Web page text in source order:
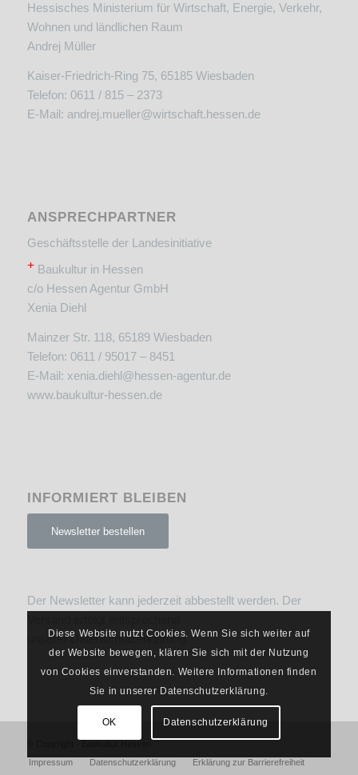
Hessisches Ministerium für Wirtschaft, Energie, Verkehr,
Wohnen und ländlichen Raum
Andrej Müller
Kaiser-Friedrich-Ring 75, 65185 Wiesbaden
Telefon: 0611 / 815 – 2373
E-Mail: andrej.mueller@wirtschaft.hessen.de
ANSPRECHPARTNER
Geschäftsstelle der Landesinitiative
+Baukultur in Hessen
c/o Hessen Agentur GmbH
Xenia Diehl
Mainzer Str. 118, 65189 Wiesbaden
Telefon: 0611 / 95017 – 8451
E-Mail: xenia.diehl@hessen-agentur.de
www.baukultur-hessen.de
INFORMIERT BLEIBEN
Newsletter bestellen
Der Newsletter kann jederzeit abbestellt werden. Der
unsererDatenschutzerklärung.
Impressum
Datenschutzerklärung Erklärung zur Barrierefreiheit
Diese Website nutzt Cookies. Wenn Sie sich weiter auf
der Website bewegen, klären Sie sich mit der Nutzung
von Cookies einverstanden. Weitere Informationen finden
Sie in unserer Datenschutzerklärung.
OK Datenschutzerklärung